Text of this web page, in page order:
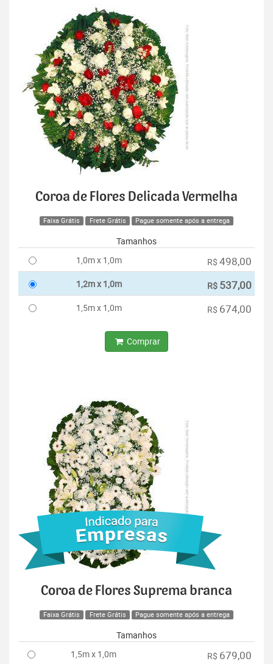
Coroa de Flores Delicada Vermelha
Faixa Grátis Frete Grátis Pague somente após a entrega
Tamanhos
1,0m x 1,0m
R$ 498,00
1,2m x 1,0m R$ 537,00
1,5m x 1,0m R$ 674,00
Comprar
Coroa de Flores Suprema branca
Faixa Grátis Frete Grátis Pague somente após a entrega
Tamanhos
1,5m x 1,0m
R$ 679,00